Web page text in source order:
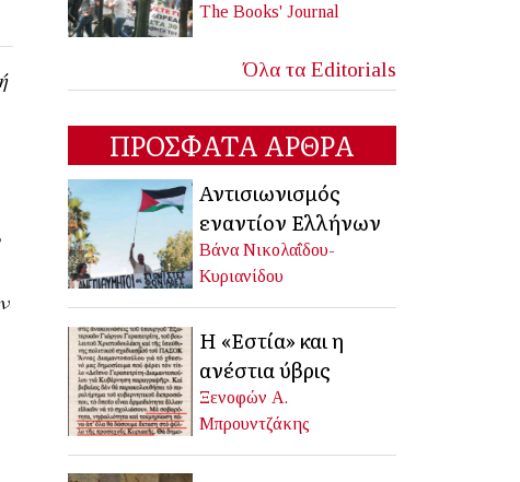
The Books' Journal
Όλα τα Editorials
ΠΡΟΣΦΑΤΑ ΑΡΘΡΑ
Αντισιωνισμός
εναντίον Ελλήνων
Βάνα Νικολαΐδου-
Κυριανίδου
Η «Εστία» και η
ανέστια ύβρις
Ξενοφών Α.
Μπρουντζάκης